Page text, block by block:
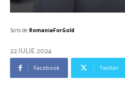
Scris de RomaniaForGold
22 IULIE 2024
Facebook Twitter